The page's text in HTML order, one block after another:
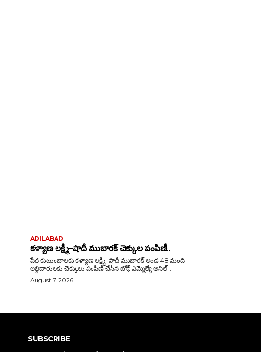
ADILABAD
కళ్యాణ లక్ష్మీ–షాదీ ముబారక్ చెక్కుల పంపిణీ..
పేద కుటుంబాలకు కళ్యాణ లక్ష్మీ–షాదీ ముబారక్ అండ 48 మంది
లబ్ధిదారులకు చెక్కులు పంపిణీ చేసిన బోథ్ ఎమ్మెల్యే అనిల్...
August 7, 2026
SUBSCRIBE